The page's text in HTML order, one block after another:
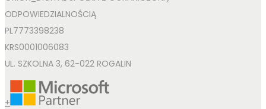
ODPOWIEDZIALNOŚCIĄ
PL7773398238
KRS0001006083
UL. SZKOLNA 3, 62-022 ROGALIN
+